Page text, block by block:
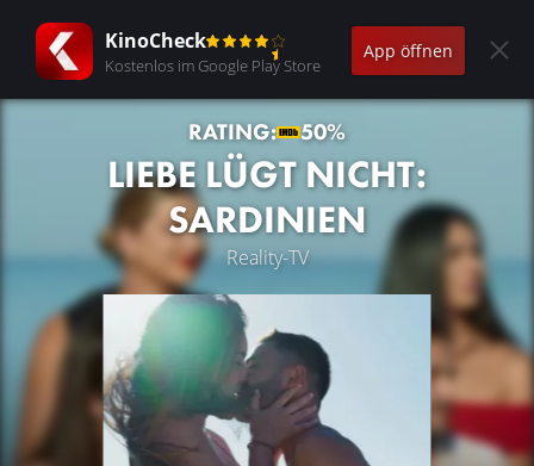
KinoCheck
Kostenlos im Google Play Store
App öffnen
RATING: 50%
LIEBE LÜGT NICHT:
SARDINIEN
Reality-TV